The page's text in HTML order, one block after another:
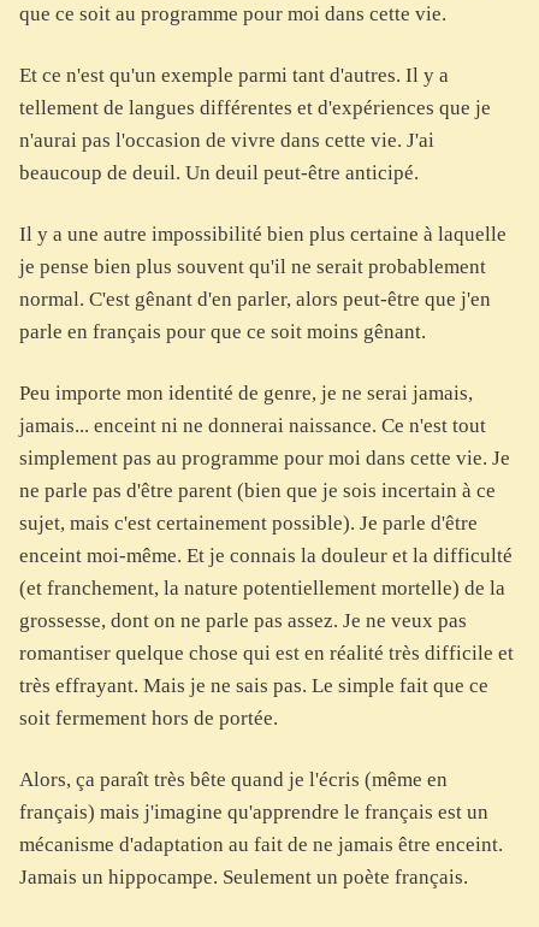
que ce soit au programme pour moi dans cette vie.
Et ce n'est qu'un exemple parmi tant d'autres. Il y a
tellement de langues différentes et d'expériences que je
n'aurai pas l'occasion de vivre dans cette vie. J'ai
beaucoup de deuil. Un deuil peut-être anticipé.
Il y a une autre impossibilité bien plus certaine à laquelle
je pense bien plus souvent qu'il ne serait probablement
normal. C'est gênant d'en parler, alors peut-être que j'en
parle en français pour que ce soit moins gênant.
Peu importe mon identité de genre, je ne serai jamais,
jamais... enceint ni ne donnerai naissance. Ce n'est tout
simplement pas au programme pour moi dans cette vie. Je
ne parle pas d'être parent (bien que je sois incertain à ce
sujet, mais c'est certainement possible). Je parle d'être
enceint moi-même. Et je connais la douleur et la difficulté
(et franchement, la nature potentiellement mortelle) de la
grossesse, dont on ne parle pas assez. Je ne veux pas
romantiser quelque chose qui est en réalité très difficile et
très effrayant. Mais je ne sais pas. Le simple fait que ce
soit fermement hors de portée.
Alors, ça paraît très bête quand je l'écris (même en
français) mais j'imagine qu'apprendre le français est un
mécanisme d'adaptation au fait de ne jamais être enceint.
Jamais un hippocampe. Seulement un poète français.